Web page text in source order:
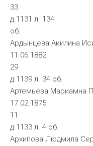
33
д.1131 л. 134
об.
Ардынцева Акилина
11.06.1882
29
д.1139 л. 34 об.
Артемьева Мариамна
17.02.1875
11
д.1133 л. 4 об.
Архипова Людмила